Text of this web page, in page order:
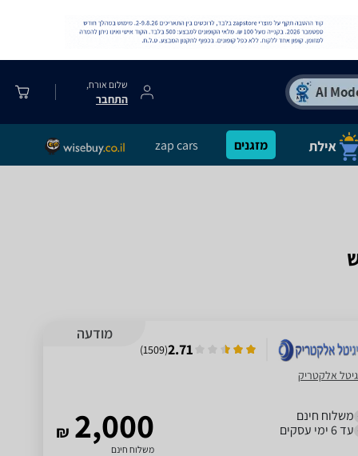
שלום אורח,
התחבר
מזגנים zap cars
מודעה
2.71
(
1509
)
אלקטריק
משלוח חינם
עד 6 ימי עסקים
₪ 2,000
משלוח חינם